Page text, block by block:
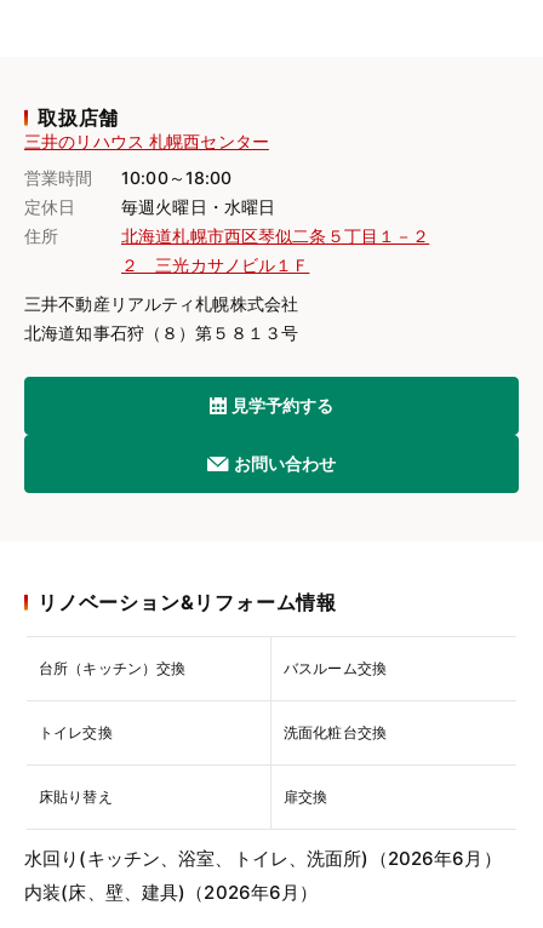
取扱店舗
三井のリハウス 札幌西センター
営業時間
10:00～18:00
定休日
毎週火曜日・水曜日
住所
北海道札幌市西区琴似二条５丁目１－２
２ 三光カサノビル１Ｆ
三井不動産リアルティ札幌株式会社
北海道知事石狩（８）第５８１３号
見学予約する
お問い合わせ
リノベーション&リフォーム情報
台所（キッチン）交換 バスルーム交換
トイレ交換 洗面化粧台交換
床貼り替え 扉交換
水回り(キッチン、浴室、トイレ、洗面所)（2026年6月）
内装(床、壁、建具)（2026年6月）